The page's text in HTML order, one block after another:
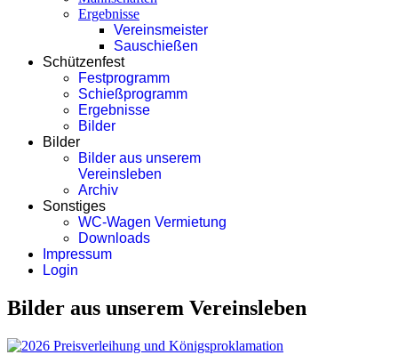
Ergebnisse
Vereinsmeister
Sauschießen
Schützenfest
Festprogramm
Schießprogramm
Ergebnisse
Bilder
Bilder
Bilder aus unserem
Vereinsleben
Archiv
Sonstiges
WC-Wagen Vermietung
Downloads
Impressum
Login
Bilder aus unserem Vereinsleben